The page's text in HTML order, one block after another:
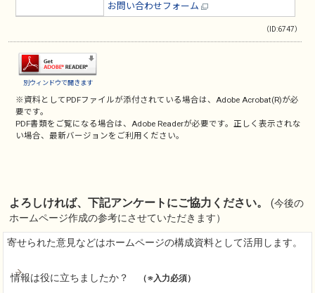
お問い合わせフォーム
（ID:6747）
別ウィンドウで開きます
※資料としてPDFファイルが添付されている場合は、Adobe Acrobat(R)が必
要です。
PDF書類をご覧になる場合は、Adobe Readerが必要です。正しく表示されな
い場合、最新バージョンをご利用ください。